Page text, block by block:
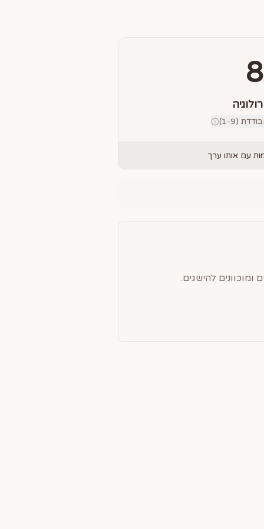
8
(1-9)
עם אותו ערך